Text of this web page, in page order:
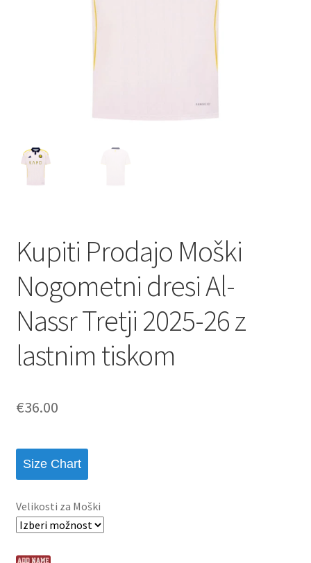
Kupiti Prodajo Moški
Nogometni dresi Al-
Nassr Tretji 2025-26 z
lastnim tiskom
€36.00
Size Chart
Velikosti za Moški